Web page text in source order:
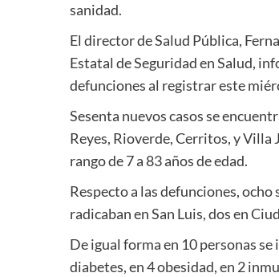
sanidad.
El director de Salud Pública,
Estatal de Seguridad en Salud,
defunciones al registrar este
Sesenta nuevos casos se
Reyes, Rioverde, Cerritos, y Villa
rango de 7 a 83 años de edad.
Respecto a las defunciones,
radicaban en San Luis, dos en
De igual forma en 10 personas
diabetes, en 4 obesidad, en 2